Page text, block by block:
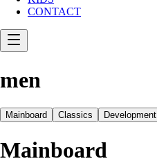
CONTACT
men
Mainboard Classics Development
Mainboard